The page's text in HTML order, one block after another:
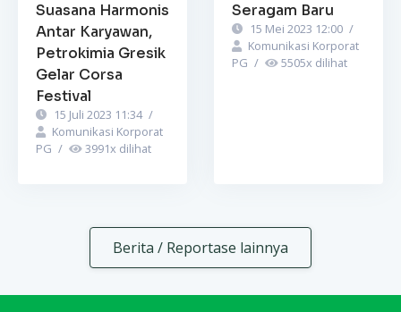
Suasana Harmonis
Antar Karyawan,
Petrokimia Gresik
Gelar Corsa
Festival
15 Juli 2023 11:34 /
Komunikasi Korporat
PG / 3991x dilihat
Seragam Baru
15 Mei 2023 12:00 /
Komunikasi Korporat
PG / 5505x dilihat
Berita / Reportase lainnya